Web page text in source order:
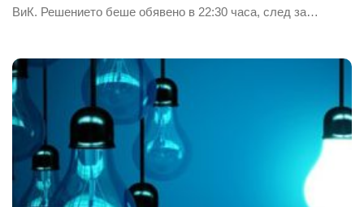
ВиК. Решението беше обявено в 22:30 часа, след за…